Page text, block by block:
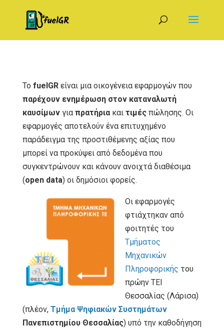
Το fuelGRείναι μια οικογένεια εφαρμογών που
παρέχουν ενημέρωση στον καταναλωτή
καυσίμωνγια πρατήριακαι τιμέςπώλησης. Οι
εφαρμογές αποτελούν ένα επιτυχημένο
παράδειγμα της προστιθέμενης αξίας που
μπορεί να προκύψει από δεδομένα που
συγκεντρώνουν και κάνουν ανοιχτά διαθέσιμα
(open data) οι δημόσιοι φορείς.
Οι εφαρμογές
φτιάχτηκαν από
φοιτητές του
Τμήματος
Μηχανικών
Πληροφορικής του
πρώην ΤΕΙ
Θεσσαλίας (Λάρισα)
(πλέον, Τμήμα Ψηφιακών Συστημάτων
Πανεπιστημίου Θεσσαλίας) υπό την καθοδήγηση